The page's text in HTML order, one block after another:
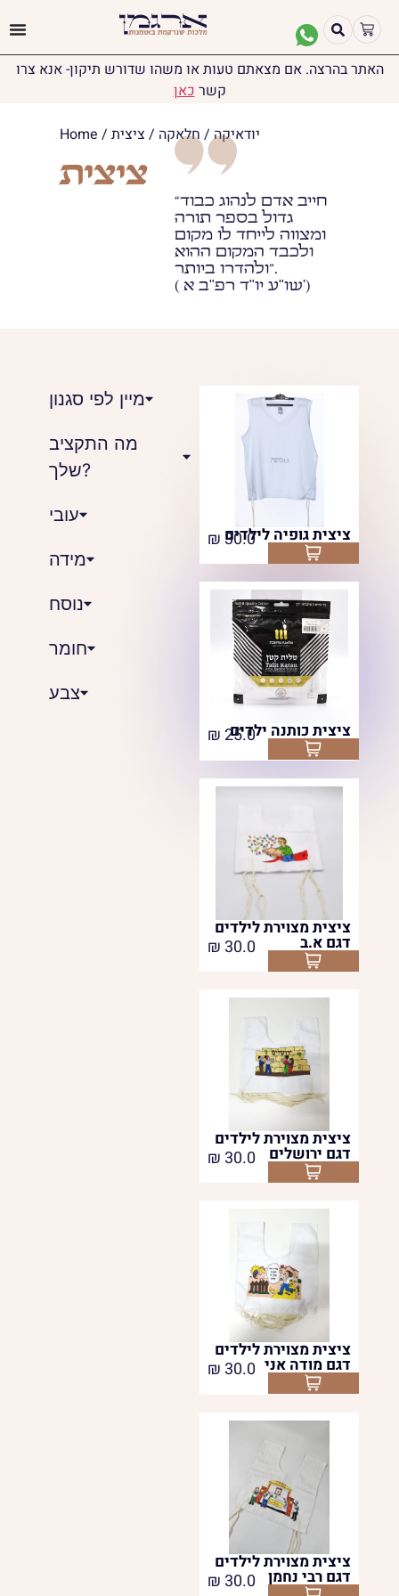
האתר בהרצה. אם מצאתם טעות או משהו שדורש תיקון- אנא צרו
קשרכאן
Home / יודאיקה/ חלאקה / ציצית
ציצית
“חייב אדם לנהוג כבוד
גדול בספר תורה
ומצווה לייחד לו מקום
ולכבד המקום ההוא
ולהדרו ביותר”.
( שו"ע יו"ד רפ"ב א')
מיין לפי סגנון
מה התקציב
שלך?
עובי
מידה
נוסח
חומר
צבע
ציצית גופיה לילדים ₪ 30.0
Select options
ציצית כותנה ילדים ₪25.0
Select options
ציצית מצוירת לילדים
דגם א.ב ₪ 30.0
Select options
ציצית מצוירת לילדים
דגם ירושלים ₪ 30.0
Select options
ציצית מצוירת לילדים
דגם מודה אני ₪ 30.0
Select options
ציצית מצוירת לילדים
דגם רבי נחמן ₪ 30.0